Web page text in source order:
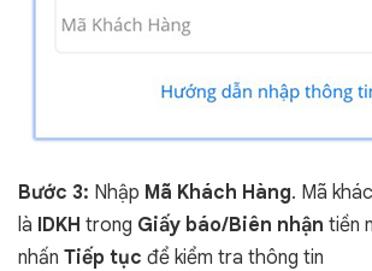
Bước 3: Nhập Mã Khách Hàng. Mã
là IDKH trong Giấy báo/Biên nhận tiền
nhấn Tiếp tục để kiểm tra thông tin